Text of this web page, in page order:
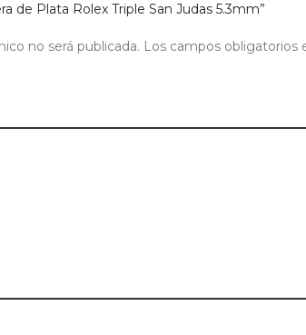
de Plata Rolex Triple San Judas 5.3mm”
no será publicada. Los campos obligatorios